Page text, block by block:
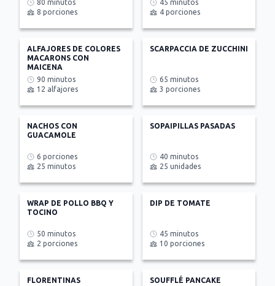
80 minutos
8 porciones
45 minutos
4 porciones
ALFAJORES DE COLORES
MACARONS CON
MAICENA
90 minutos
12 alfajores
SCARPACCIA DE ZUCCHINI
65 minutos
3 porciones
NACHOS CON
GUACAMOLE
6 porciones
25 minutos
SOPAIPILLAS PASADAS
40 minutos
25 unidades
WRAP DE POLLO BBQ Y
TOCINO
50 minutos
2 porciones
DIP DE TOMATE
45 minutos
10 porciones
FLORENTINAS SOUFFLÉ PANCAKE